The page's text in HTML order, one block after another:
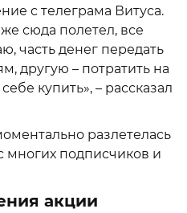
с телеграма Витуса.
сюда полетел, все
часть денег передать
другую – потратить на
купить», – рассказал
разлетелась
многих подписчиков и
акции